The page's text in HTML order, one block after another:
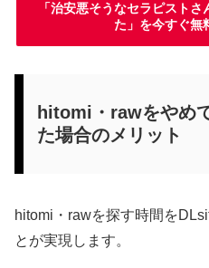
「治安悪そうなセラピスト
た」を今すぐ無
hitomi・rawをやめ
た場合のメリット
hitomi・rawを探す時間を
とが実現します。